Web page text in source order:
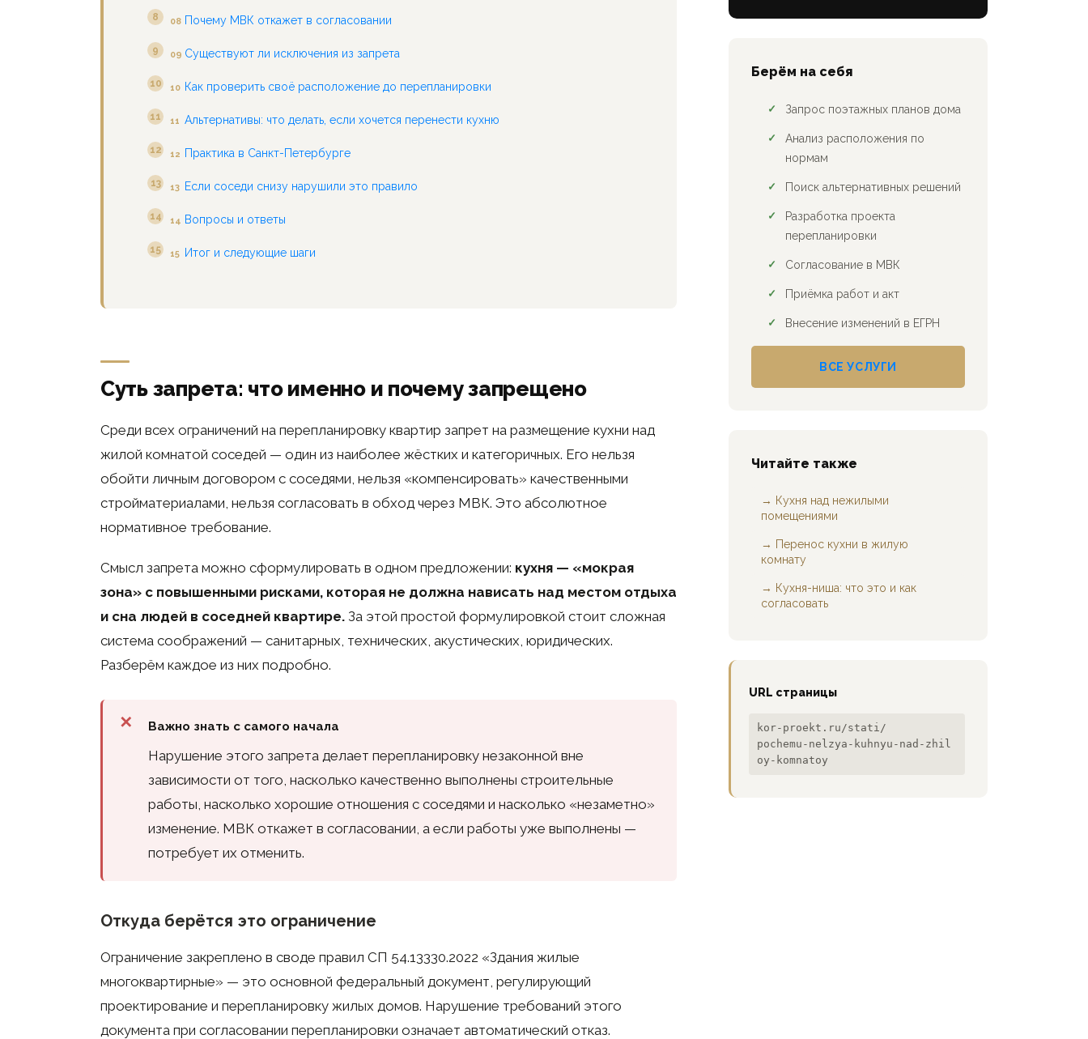
08 Почему МВК откажет в согласовании
09 Существуют ли исключения из запрета
10 Как проверить своё расположение до перепланировки
11 Альтернативы: что делать, если хочется перенести кухню
12 Практика в Санкт-Петербурге
13 Если соседи снизу нарушили это правило
14 Вопросы и ответы
15 Итог и следующие шаги
Суть запрета: что именно и почему запрещено
Среди всех ограничений на перепланировку квартир запрет на размещение кухни над
жилой комнатой соседей — один из наиболее жёстких и категоричных. Его нельзя
обойти личным договором с соседями, нельзя «компенсировать» качественными
стройматериалами, нельзя согласовать в обход через МВК. Это абсолютное
нормативное требование.
Смысл запрета можно сформулировать в одном предложении: кухня — «мокрая
зона» с повышенными рисками, которая не должна нависать над местом отдыха
и сна людей в соседней квартире. За этой простой формулировкой стоит сложная
система соображений — санитарных, технических, акустических, юридических.
Разберём каждое из них подробно.
Важно знать с самого начала
Нарушение этого запрета делает перепланировку незаконной вне
зависимости от того, насколько качественно выполнены строительные
работы, насколько хорошие отношения с соседями и насколько «незаметно»
изменение. МВК откажет в согласовании, а если работы уже выполнены —
потребует их отменить.
Откуда берётся это ограничение
Ограничение закреплено в своде правил СП 54.13330.2022 «Здания жилые
многоквартирные» — это основной федеральный документ, регулирующий
проектирование и перепланировку жилых домов. Нарушение требований этого
документа при согласовании перепланировки означает автоматический отказ.
Берём на себя
Запрос поэтажных планов дома
Анализ расположения по
нормам
Поиск альтернативных решений
Разработка проекта
перепланировки
Согласование в МВК
Приёмка работ и акт
Внесение изменений в ЕГРН
ВСЕ УСЛУГИ
Читайте также
→ Кухня над нежилыми
помещениями
→ Перенос кухни в жилую
комнату
→ Кухня-ниша: что это и как
согласовать
URL страницы
kor-proekt.ru/stati/
pochemu-nelzya-kuhnyu-nad-zhil
oy-komnatoy